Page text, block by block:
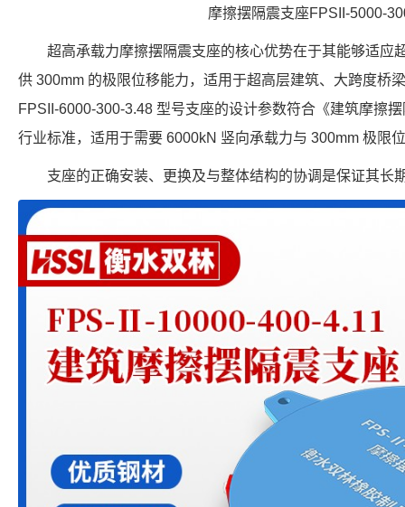
摩擦摆隔震支座FPSII-5000-
超高承载力摩擦摆隔震支座的核心优势在于其能够适应
供 300mm 的极限位移能力，适用于超高层建筑、大跨度桥
FPSII-6000-300-3.48 型号支座的设计参数符合《建筑摩擦
行业标准，适用于需要 6000kN 竖向承载力与 300mm 极限
支座的正确安装、更换及与整体结构的协调是保证其长